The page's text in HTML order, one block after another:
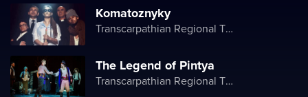
Komatoznyky
Transcarpathian Regional Theater of Drama and Comedy
The Legend of Pintya
Transcarpathian Regional Theater of Drama and Comedy